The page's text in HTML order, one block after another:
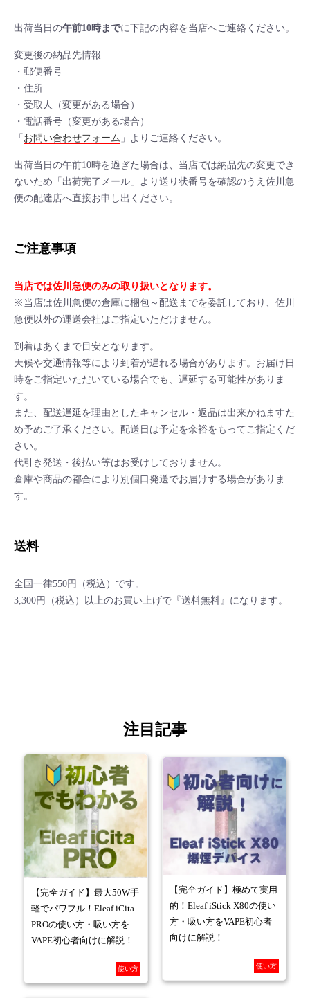
出荷当日の午前10時までに下記の内容を当店へご連絡ください。
変更後の納品先情報
・郵便番号
・住所
・受取人（変更がある場合）
・電話番号（変更がある場合）
「 お問い合わせフォーム 」よりご連絡ください。
出荷当日の午前10時を過ぎた場合は、当店では納品先の変更でき
ないため「出荷完了メール」より送り状番号を確認のうえ佐川急
便の配達店へ直接お申し出ください。
ご注意事項
当店では佐川急便のみの取り扱いとなります。
※当店は佐川急便の倉庫に梱包～配送までを委託しており、佐川
急便以外の運送会社はご指定いただけません。
到着はあくまで目安となります。
天候や交通情報等により到着が遅れる場合があります。お届け日
時をご指定いただいている場合でも、遅延する可能性がありま
す。
また、配送遅延を理由としたキャンセル・返品は出来かねますた
め予めご了承ください。配送日は予定を余裕をもってご指定くだ
さい。
代引き発送・後払い等はお受けしておりません。
倉庫や商品の都合により別個口発送でお届けする場合がありま
す。
送料
全国一律550円（税込）です。
3,300円（税込）以上のお買い上げで『送料無料』になります。
注目記事
【完全ガイド】最大50W手
軽でパワフル！Eleaf iCita
PROの使い方・吸い方を
VAPE初心者向けに解説！
使い方
【完全ガイド】極めて実用
的！Eleaf iStick X80の使い
方・吸い方をVAPE初心者
向けに解説！
使い方